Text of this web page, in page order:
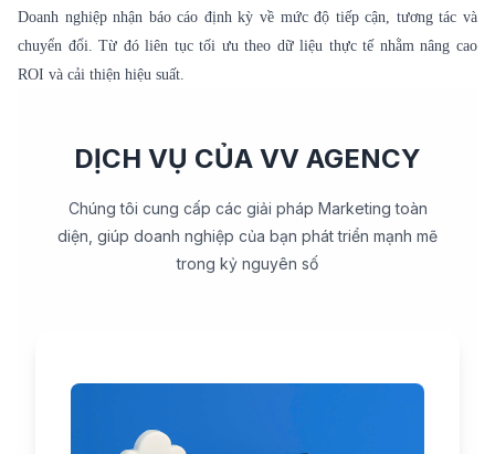
Doanh nghiệp nhận báo cáo định kỳ về mức độ tiếp cận, tương tác và
chuyển đổi. Từ đó liên tục tối ưu theo dữ liệu thực tế nhằm nâng cao
ROI và cải thiện hiệu suất.
DỊCH VỤ CỦA VV AGENCY
Chúng tôi cung cấp các giải pháp Marketing toàn
diện, giúp doanh nghiệp của bạn phát triển mạnh mẽ
trong kỷ nguyên số